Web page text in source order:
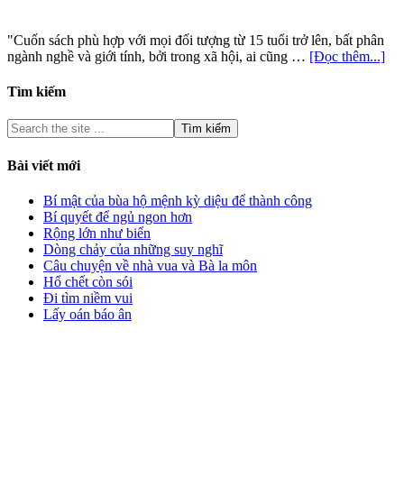
"Cuốn sách phù hợp với mọi đối tượng từ 15 tuổi trở lên, bất phân
ngành nghề và giới tính, bởi trong xã hội, ai cũng … [Đọc thêm...]
Tìm kiếm
Bài viết mới
Bí mật của bùa hộ mệnh kỳ diệu để thành công
Bí quyết để ngủ ngon hơn
Rộng lớn như biển
Dòng chảy của những suy nghĩ
Câu chuyện về nhà vua và Bà la môn
Hổ chết còn sói
Đi tìm niềm vui
Lấy oán báo ân